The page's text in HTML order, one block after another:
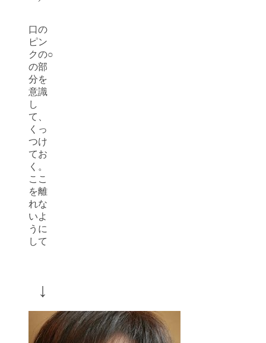
口の
ピン
クの○
の部
分を
意識
し
て、
くっ
つけ
てお
く。
ここ
を離
れな
いよ
うに
して
↓